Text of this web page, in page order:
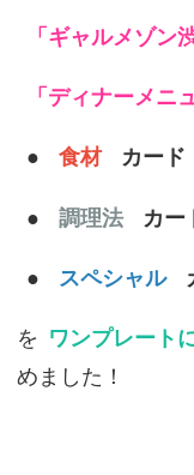
「ギャルメゾン
「ディナーメニ
● 食材 カード
● 調理法 カー
● スペシャル
を ワンプレート
めました！